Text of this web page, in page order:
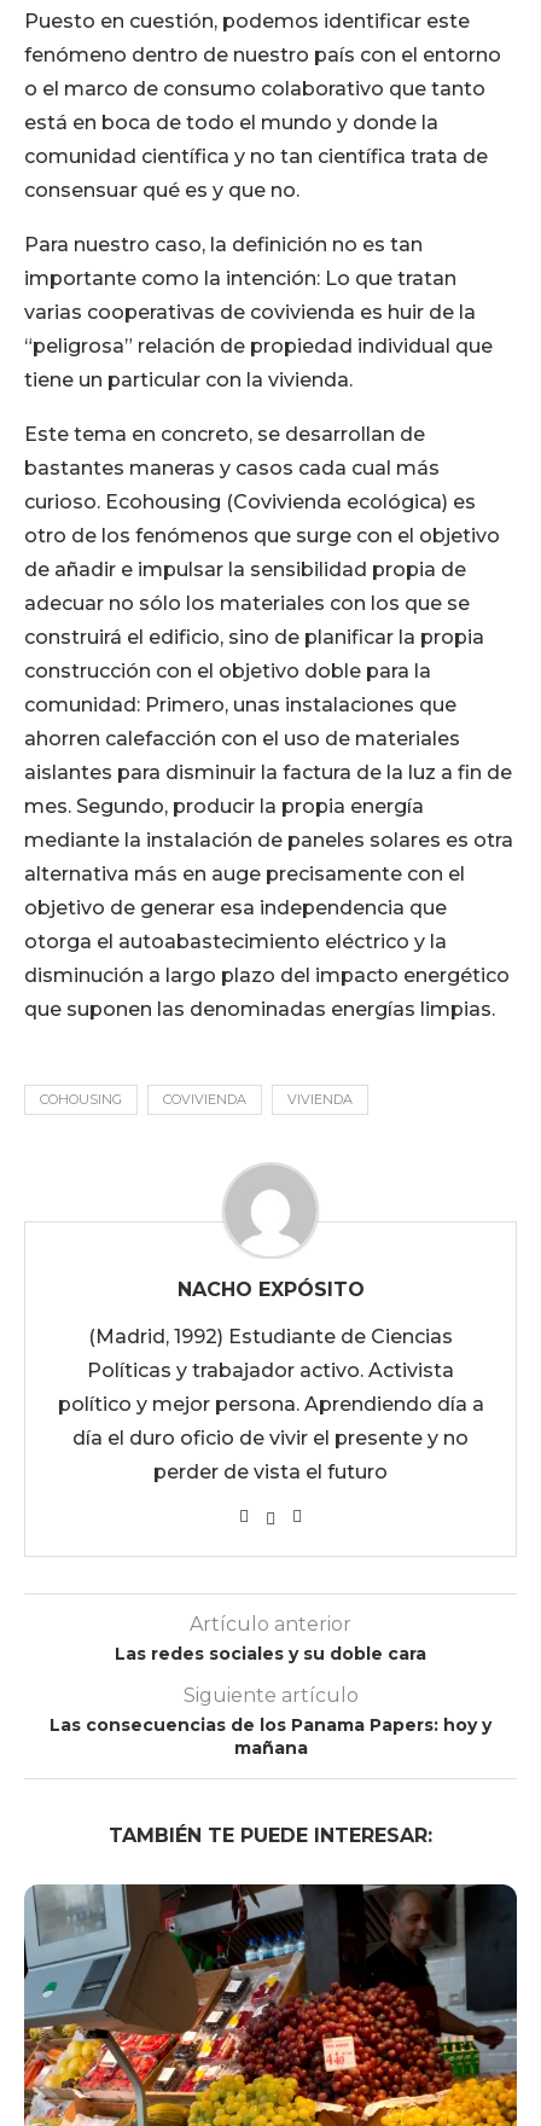
Puesto en cuestión, podemos identificar este
fenómeno dentro de nuestro país con el entorno
o el marco de consumo colaborativo que tanto
está en boca de todo el mundo y donde la
comunidad científica y no tan científica trata de
consensuar qué es y que no.
Para nuestro caso, la definición no es tan
importante como la intención: Lo que tratan
varias cooperativas de covivienda es huir de la
“peligrosa” relación de propiedad individual que
tiene un particular con la vivienda.
Este tema en concreto, se desarrollan de
bastantes maneras y casos cada cual más
curioso. Ecohousing (Covivienda ecológica) es
otro de los fenómenos que surge con el objetivo
de añadir e impulsar la sensibilidad propia de
adecuar no sólo los materiales con los que se
construirá el edificio, sino de planificar la propia
construcción con el objetivo doble para la
comunidad: Primero, unas instalaciones que
ahorren calefacción con el uso de materiales
aislantes para disminuir la factura de la luz a fin de
mes. Segundo, producir la propia energía
mediante la instalación de paneles solares es otra
alternativa más en auge precisamente con el
objetivo de generar esa independencia que
otorga el autoabastecimiento eléctrico y la
disminución a largo plazo del impacto energético
que suponen las denominadas energías limpias.
COHOUSING COVIVIENDA VIVIENDA
NACHO EXPÓSITO
(Madrid, 1992) Estudiante de Ciencias
Políticas y trabajador activo. Activista
político y mejor persona. Aprendiendo día a
día el duro oficio de vivir el presente y no
perder de vista el futuro
Artículo anterior
Las redes sociales y su doble cara
Siguiente artículo
Las consecuencias de los Panama Papers: hoy y
mañana
TAMBIÉN TE PUEDE INTERESAR: